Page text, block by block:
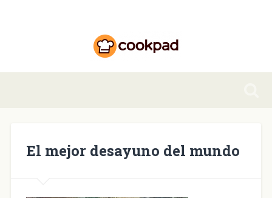
El mejor desayuno del mundo